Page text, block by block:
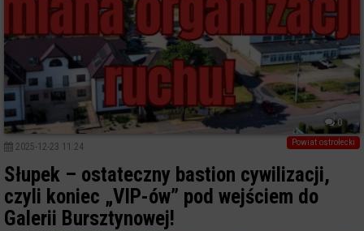
0
Powiat ostrołecki
2025-12-23 11:24
Słupek – ostateczny bastion cywilizacji,
czyli koniec „VIP-ów” pod wejściem do
Galerii Bursztynowej!